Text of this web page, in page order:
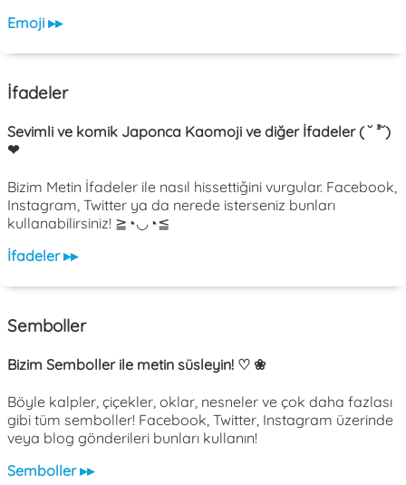
Emoji ▸▸
İfadeler
Sevimli ve komik Japonca Kaomoji ve diğer İfadeler ( ˘ ³˘)
❤
Bizim Metin İfadeler ile nasıl hissettiğini vurgular. Facebook,
Instagram, Twitter ya da nerede isterseniz bunları
kullanabilirsiniz! ≧◔◡◔≦
İfadeler ▸▸
Semboller
Bizim Semboller ile metin süsleyin! ♡ ❀
Böyle kalpler, çiçekler, oklar, nesneler ve çok daha fazlası
gibi tüm semboller! Facebook, Twitter, Instagram üzerinde
veya blog gönderileri bunları kullanın!
Semboller ▸▸